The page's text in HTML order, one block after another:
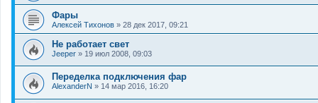
Фары
Алексей Тихонов » 28 дек 2017, 09:21
Не работает свет
Jeeper » 19 июл 2008, 09:03
Переделка подключения фар
AlexanderN » 14 мар 2016, 16:20